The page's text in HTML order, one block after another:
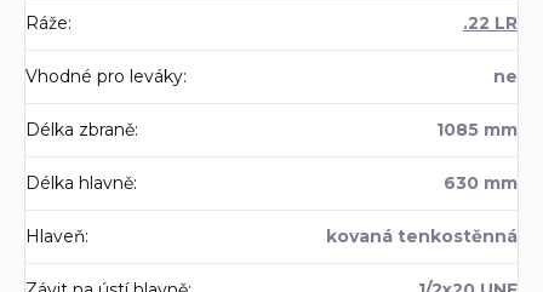
Ráže: .22 LR
Vhodné pro leváky: ne
Délka zbraně: 1085 mm
Délka hlavně: 630 mm
Hlaveň: kovaná tenkostěnná